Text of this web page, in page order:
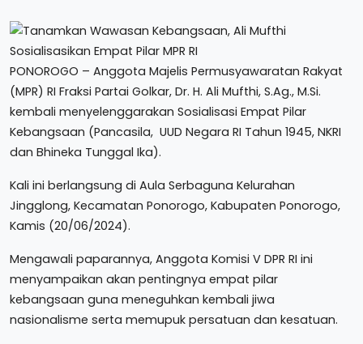
PONOROGO – Anggota Majelis Permusyawaratan Rakyat
(MPR) RI Fraksi Partai Golkar, Dr. H. Ali Mufthi, S.Ag., M.Si.
kembali menyelenggarakan Sosialisasi Empat Pilar
Kebangsaan (Pancasila, UUD Negara RI Tahun 1945, NKRI
dan Bhineka Tunggal Ika).
Kali ini berlangsung di Aula Serbaguna Kelurahan
Jingglong, Kecamatan Ponorogo, Kabupaten Ponorogo,
Kamis (20/06/2024).
Mengawali paparannya, Anggota Komisi V DPR RI ini
menyampaikan akan pentingnya empat pilar
kebangsaan guna meneguhkan kembali jiwa
nasionalisme serta memupuk persatuan dan kesatuan.